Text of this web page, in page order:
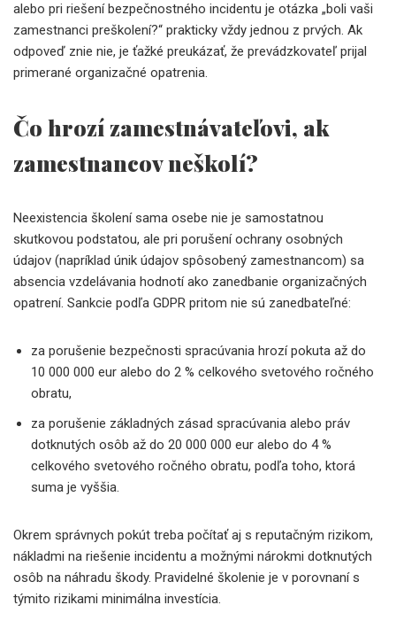
alebo pri riešení bezpečnostného incidentu je otázka „boli vaši
zamestnanci preškolení?“ prakticky vždy jednou z prvých. Ak
odpoveď znie nie, je ťažké preukázať, že prevádzkovateľ prijal
primerané organizačné opatrenia.
Čo hrozí zamestnávateľovi, ak
zamestnancov neškolí?
Neexistencia školení sama osebe nie je samostatnou
skutkovou podstatou, ale pri porušení ochrany osobných
údajov (napríklad únik údajov spôsobený zamestnancom) sa
absencia vzdelávania hodnotí ako zanedbanie organizačných
opatrení. Sankcie podľa GDPR pritom nie sú zanedbateľné:
za porušenie bezpečnosti spracúvania hrozí pokuta až do
10 000 000 eur alebo do 2 % celkového svetového ročného
obratu,
za porušenie základných zásad spracúvania alebo práv
dotknutých osôb až do 20 000 000 eur alebo do 4 %
celkového svetového ročného obratu, podľa toho, ktorá
suma je vyššia.
Okrem správnych pokút treba počítať aj s reputačným rizikom,
nákladmi na riešenie incidentu a možnými nárokmi dotknutých
osôb na náhradu škody. Pravidelné školenie je v porovnaní s
týmito rizikami minimálna investícia.